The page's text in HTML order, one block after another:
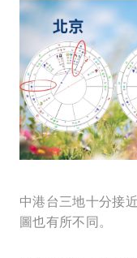
中港台三地十分接
圖也有所不同。